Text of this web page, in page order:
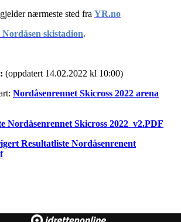
nærmeste sted fra YR.no
skistadion.
(oppdatert 14.02.2022 kl 10:00)
Nordåsenrennet Skicross 2022 arena
Nordåsenrennet Skicross 2022_v2.PDF
Resultatliste Nordåsenrenent